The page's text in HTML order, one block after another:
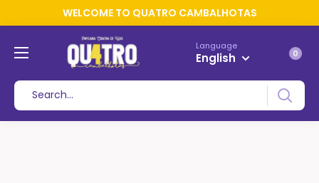
WELCOME TO QUATRO CAMBALHOTAS
Language
English 0